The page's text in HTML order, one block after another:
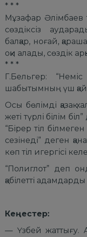
* * *
Мұзафар Әлімбаев
сөздіксіз
балқар, ноғай,
оқи алады, сөздік
* * *
Г.Бельгер: “Неміс
шабытымның үш
Осы бөлімді қазақ
жеті түрлі білім
“Бірер тіл
сезінеді” деген
көп тіл игергісі
“Полиглот” деп
қабілетті
Кеңестер:
— Үзбей жаттығу.